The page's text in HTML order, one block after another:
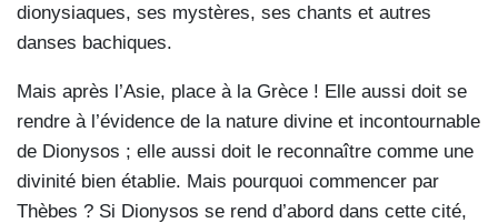
dionysiaques, ses mystères, ses chants et autres
danses bachiques.
Mais après l’Asie, place à la Grèce ! Elle aussi doit se
rendre à l’évidence de la nature divine et incontournable
de Dionysos ; elle aussi doit le reconnaître comme une
divinité bien établie. Mais pourquoi commencer par
Thèbes ? Si Dionysos se rend d’abord dans cette cité,